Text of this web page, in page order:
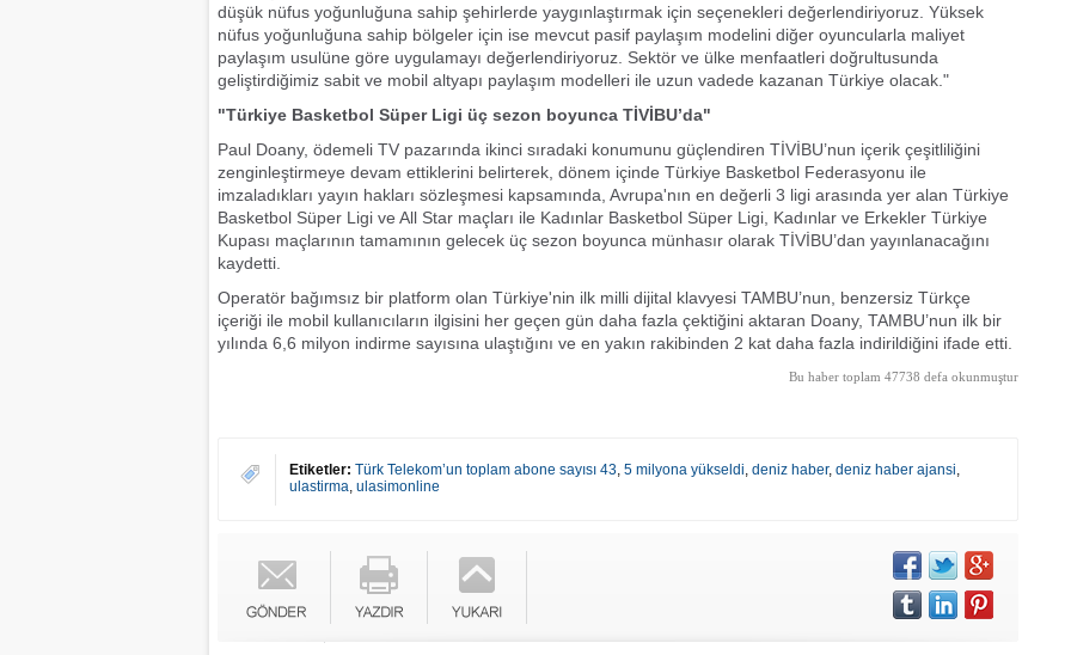
düşük nüfus yoğunluğuna sahip şehirlerde yaygınlaştırmak için seçenekleri değerlendiriyoruz. Yüksek
nüfus yoğunluğuna sahip bölgeler için ise mevcut pasif paylaşım modelini diğer oyuncularla maliyet
paylaşım usulüne göre uygulamayı değerlendiriyoruz. Sektör ve ülke menfaatleri doğrultusunda
geliştirdiğimiz sabit ve mobil altyapı paylaşım modelleri ile uzun vadede kazanan Türkiye olacak."
"Türkiye Basketbol Süper Ligi üç sezon boyunca TİVİBU’da"
Paul Doany, ödemeli TV pazarında ikinci sıradaki konumunu güçlendiren TİVİBU’nun içerik çeşitliliğini
zenginleştirmeye devam ettiklerini belirterek, dönem içinde Türkiye Basketbol Federasyonu ile
imzaladıkları yayın hakları sözleşmesi kapsamında, Avrupa'nın en değerli 3 ligi arasında yer alan Türkiye
Basketbol Süper Ligi ve All Star maçları ile Kadınlar Basketbol Süper Ligi, Kadınlar ve Erkekler Türkiye
Kupası maçlarının tamamının gelecek üç sezon boyunca münhasır olarak TİVİBU’dan yayınlanacağını
kaydetti.
Operatör bağımsız bir platform olan Türkiye'nin ilk milli dijital klavyesi TAMBU’nun, benzersiz Türkçe
içeriği ile mobil kullanıcıların ilgisini her geçen gün daha fazla çektiğini aktaran Doany, TAMBU’nun ilk bir
yılında 6,6 milyon indirme sayısına ulaştığını ve en yakın rakibinden 2 kat daha fazla indirildiğini ifade etti.
Bu haber toplam 47738 defa okunmuştur
Etiketler: Türk Telekom’un toplam abone sayısı 43, 5 milyona yükseldi, deniz haber, deniz haber ajansi,
ulastirma, ulasimonline